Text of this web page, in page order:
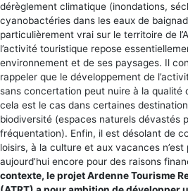
dérèglement climatique (inondations,
cyanobactéries dans les eaux de
particulièrement vrai sur le territoire de
l’activité touristique repose
environnement et de ses paysages. Il
rappeler que le développement de
sans concertation peut nuire à la qualité
cela est le cas dans certaines
biodiversité (espaces naturels dévastés
fréquentation). Enfin, il est désolant de
loisirs, à la culture et aux vacances
aujourd’hui encore pour des raisons
contexte, le projet Ardenne Tourisme